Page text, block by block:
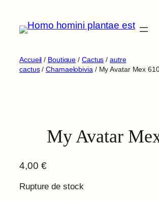
contenu
Accueil / Boutique / Cactus /autre
cactus/Chamaelobivia/ My Avatar Mex
My Avatar
4,00 €
Rupture de stock